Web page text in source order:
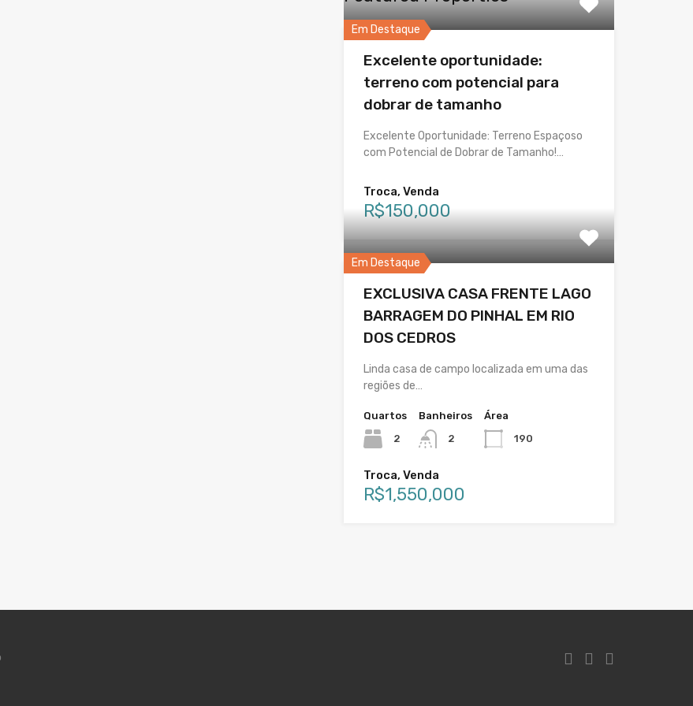
Em Destaque
Excelente oportunidade:
terreno com potencial para
dobrar de tamanho
Excelente Oportunidade: Terreno Espaçoso
com Potencial de Dobrar de Tamanho!…
Troca, Venda
R$150,000
Em Destaque
EXCLUSIVA CASA FRENTE LAGO
BARRAGEM DO PINHAL EM RIO
DOS CEDROS
Linda casa de campo localizada em uma das
regiões de…
Quartos
2
Banheiros
2
Área
190
Troca, Venda
R$1,550,000